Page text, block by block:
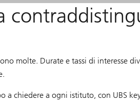
molte. Durate e tassi di interesse
a chiedere a ogni istituto, con UBS